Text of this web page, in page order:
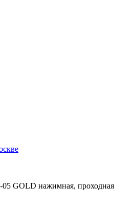
GOLD нажимная, проходная